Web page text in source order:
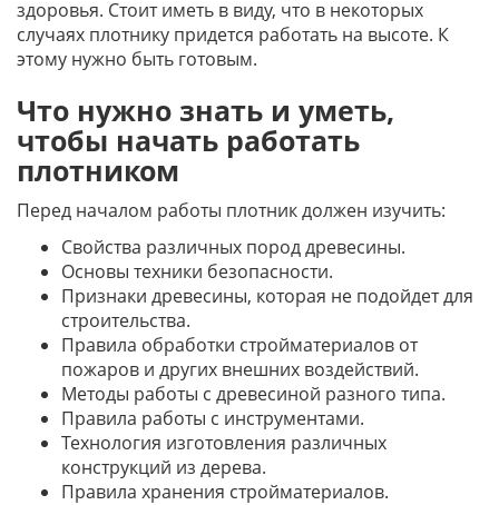
здоровья. Стоит иметь в виду, что в некоторых
случаях плотнику придется работать на высоте. К
этому нужно быть готовым.
Что нужно знать и уметь,
чтобы начать работать
плотником
Перед началом работы плотник должен изучить:
Свойства различных пород древесины.
Основы техники безопасности.
Признаки древесины, которая не подойдет для
строительства.
Правила обработки стройматериалов от
пожаров и других внешних воздействий.
Методы работы с древесиной разного типа.
Правила работы с инструментами.
Технология изготовления различных
конструкций из дерева.
Правила хранения стройматериалов.